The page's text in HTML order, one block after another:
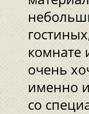
комнате
очень
именно
со